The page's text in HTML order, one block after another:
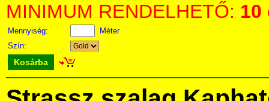
MINIMUM RENDELHETŐ: 10
Mennyiség:
Méter
Szín:
Kosárba